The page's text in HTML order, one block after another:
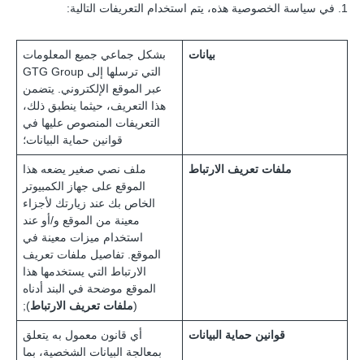
1. في سياسة الخصوصية هذه، يتم استخدام التعريفات التالية:
بيانات
بشكل جماعي جميع المعلومات
التي ترسلها إلى GTG Group
عبر الموقع الإلكتروني. يتضمن
هذا التعريف، حيثما ينطبق ذلك،
التعريفات المنصوص عليها في
قوانين حماية البيانات؛
ملفات تعريف الارتباط
ملف نصي صغير يضعه هذا
الموقع على جهاز الكمبيوتر
الخاص بك عند زيارتك لأجزاء
معينة من الموقع و/أو عند
استخدام ميزات معينة في
الموقع. تفاصيل ملفات تعريف
الارتباط التي يستخدمها هذا
الموقع موضحة في البند أدناه
(ملفات تعريف الارتباط);
قوانين حماية البيانات
أي قانون معمول به يتعلق
بمعالجة البيانات الشخصية، بما